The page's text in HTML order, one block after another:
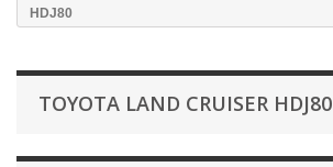
HDJ80
TOYOTA LAND CRUISER HDJ80